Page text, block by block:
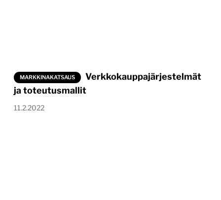
MARKKINAKATSAUS
Verkkokauppajärjestelmät
ja toteutusmallit
11.2.2022